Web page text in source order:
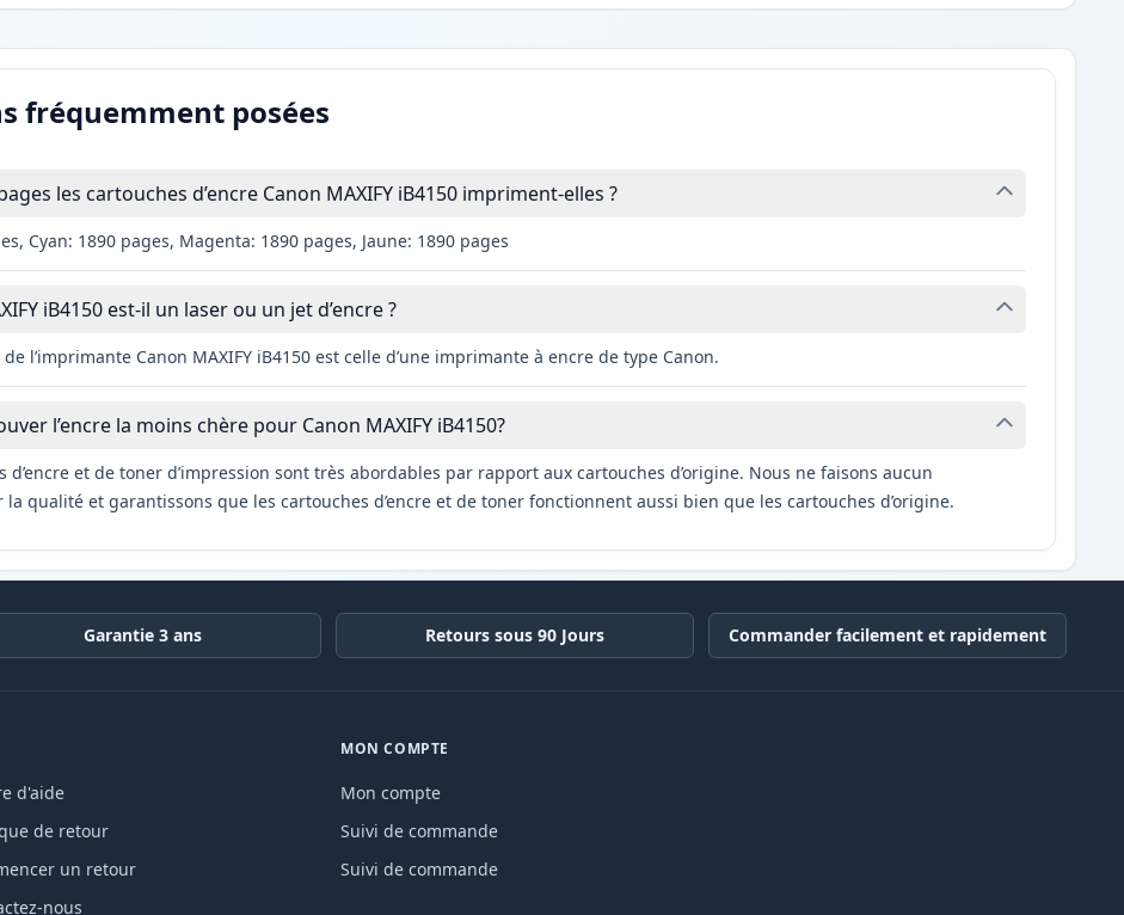
fréquemment posées
les cartouches d’encre Canon MAXIFY iB4150 impriment-elles ?
Cyan: 1890 pages, Magenta: 1890 pages, Jaune: 1890 pages
iB4150 est-il un laser ou un jet d’encre ?
l’imprimante Canon MAXIFY iB4150 est celle d’une imprimante à encre de type Canon.
l’encre la moins chère pour Canon MAXIFY iB4150?
d’encre et de toner d’impression sont très abordables par rapport aux cartouches d’origine. Nous ne faisons aucun
qualité et garantissons que les cartouches d’encre et de toner fonctionnent aussi bien que les cartouches d’origine.
Garantie 3 ans Retours sous 90 Jours Commander facilement et rapidement
d'aide
de retour
un retour
nous
MON COMPTE
Mon compte
Suivi de commande
Suivi de commande